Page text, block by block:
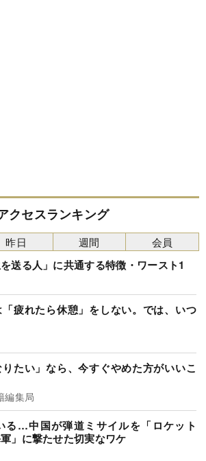
クセスランキング
送る人」に共通する特徴・ワースト1
疲れたら休憩」をしない。では、いつ
りたい」なら、今すぐやめた方がいいこ
編集局
る…中国が弾道ミサイルを「ロケット
」に撃たせた切実なワケ
昨日 週間 会員